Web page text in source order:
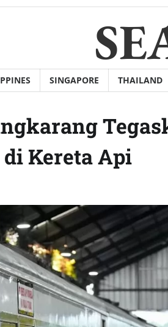
SINGAPORE THAILAND
Kereta Api